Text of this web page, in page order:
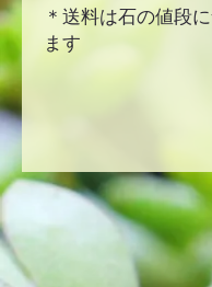
＊送料は石の値段
ます